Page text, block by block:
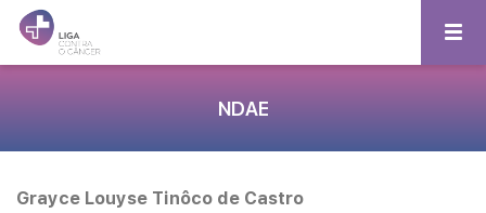
NDAE
Grayce Louyse Tinôco de Castro